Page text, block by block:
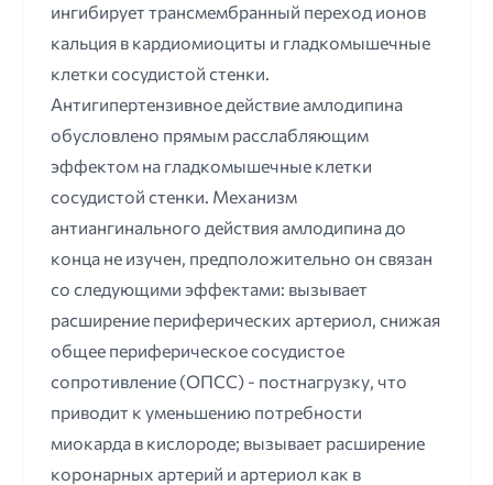
ингибирует трансмембранный переход ионов
кальция в кардиомиоциты и гладкомышечные
клетки сосудистой стенки.
Антигипертензивное действие амлодипина
обусловлено прямым расслабляющим
эффектом на гладкомышечные клетки
сосудистой стенки. Механизм
антиангинального действия амлодипина до
конца не изучен, предположительно он связан
со следующими эффектами: вызывает
расширение периферических артериол, снижая
общее периферическое сосудистое
сопротивление (ОПСС) - постнагрузку, что
приводит к уменьшению потребности
миокарда в кислороде; вызывает расширение
коронарных артерий и артериол как в